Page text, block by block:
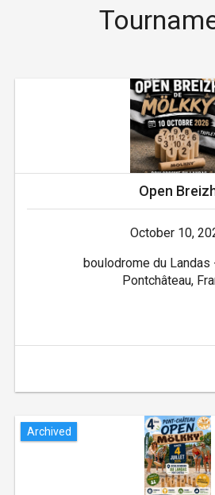
Open
October 10,
boulodrome du
Pontchâteau,
Archived